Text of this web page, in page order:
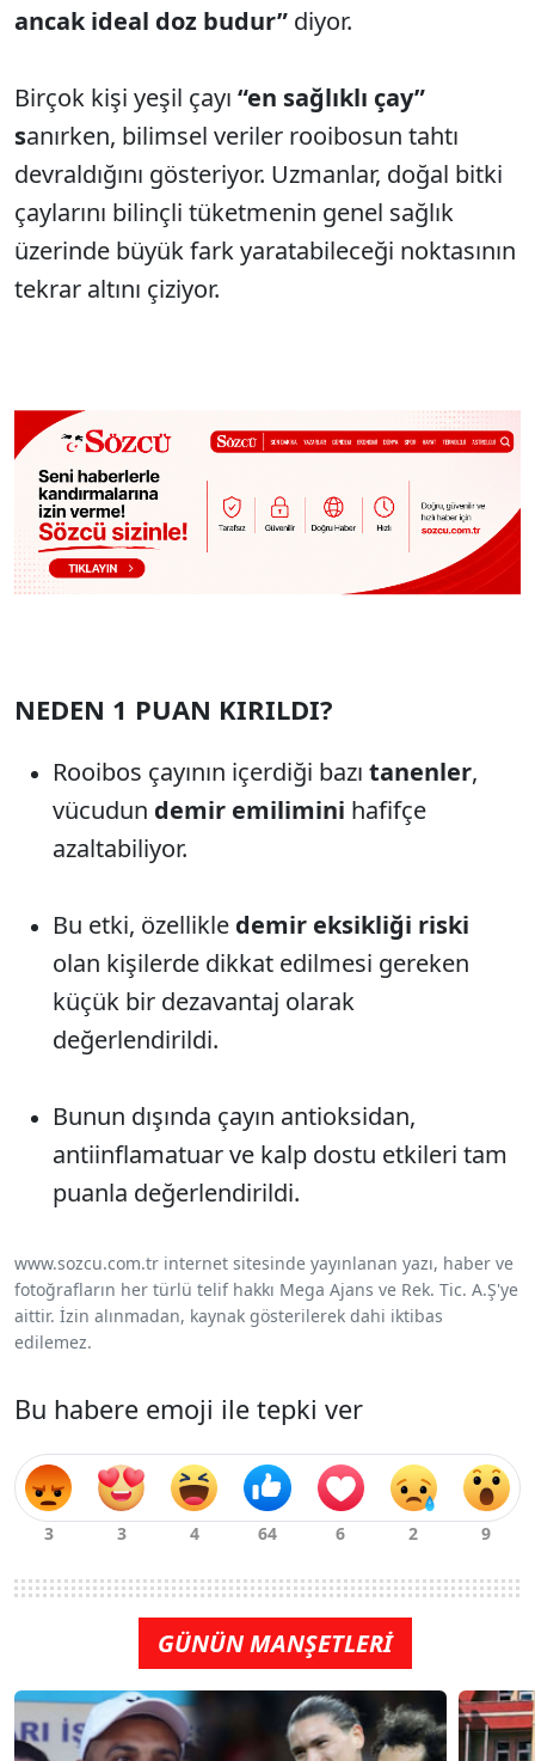
ancak ideal doz budur” diyor.
Birçok kişi yeşil çayı “en sağlıklı çay”
sanırken, bilimsel veriler rooibosun tahtı
devraldığını gösteriyor. Uzmanlar, doğal bitki
çaylarını bilinçli tüketmenin genel sağlık
üzerinde büyük fark yaratabileceği noktasının
tekrar altını çiziyor.
NEDEN 1 PUAN KIRILDI?
Rooibos çayının içerdiği bazı tanenler,
vücudun demir emilimini hafifçe
azaltabiliyor.
Bu etki, özellikle demir eksikliği riski
olan kişilerde dikkat edilmesi gereken
küçük bir dezavantaj olarak
değerlendirildi.
Bunun dışında çayın antioksidan,
antiinflamatuar ve kalp dostu etkileri tam
puanla değerlendirildi.
www.sozcu.com.tr internet sitesinde yayınlanan yazı, haber ve
fotoğrafların her türlü telif hakkı Mega Ajans ve Rek. Tic. A.Ş'ye
aittir. İzin alınmadan, kaynak gösterilerek dahi iktibas
edilemez.
Bu habere emoji ile tepki ver
GÜNÜN MANŞETLERİ